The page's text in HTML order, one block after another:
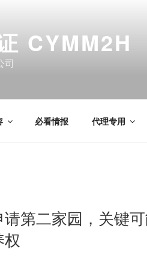
CYMM2H
司
必看情报 代理专用
第二家园，关键